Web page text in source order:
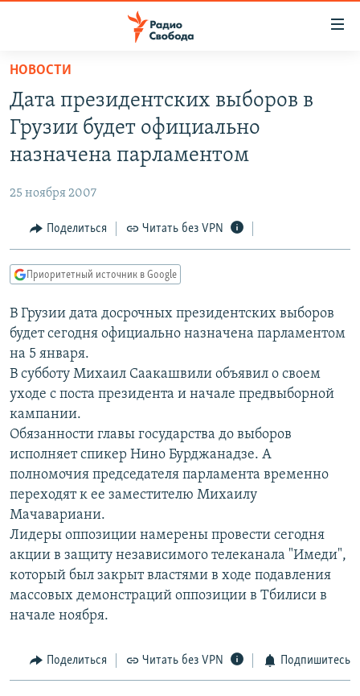
упрощенного
доступа
Вернуться
основному
Вернутся
Вернутся
поиску
ПОДКАСТЫ
АВТОРСКИЕ ПРОЕКТЫ
МНЕНИЯ
КУЛЬТУРА
КАВКАЗ.РЕАЛИИ
СЕВЕР.РЕАЛИИ
СИБИРЬ.РЕАЛИИ
РАСПИСАНИЕ ВЕЩАНИЯ
ПОДПИШИТЕСЬ НА РАССЫЛКУ
Все сайты РСЕ/РС
НОВОСТИ
Дата президентских выборов в
Грузии будет официально
назначена парламентом
25 ноября 2007
Поделиться Читать без VPN
Приоритетный источник в Google
В Грузии дата досрочных президентских выборов
будет сегодня официально назначена парламентом
на 5 января.
В субботу Михаил Саакашвили объявил о своем
уходе с поста президента и начале предвыборной
кампании.
Обязанности главы государства до выборов
исполняет спикер Нино Бурджанадзе. А
полномочия председателя парламента временно
переходят к ее заместителю Михаилу
Мачавариани.
Лидеры оппозиции намерены провести сегодня
акции в защиту независимого телеканала "Имеди",
который был закрыт властями в ходе подавления
массовых демонстраций оппозиции в Тбилиси в
начале ноября.
Поделиться Читать без VPN Подпишитесь